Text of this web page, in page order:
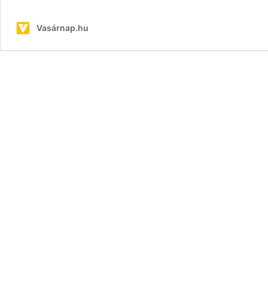
Vasárnap.hu